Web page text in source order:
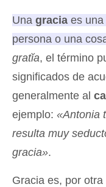
Una gracia es
persona o una
gratĭa, el término
significados de
generalmente al
ejemplo: «Antonia
resulta muy
gracia».
Gracia es, por